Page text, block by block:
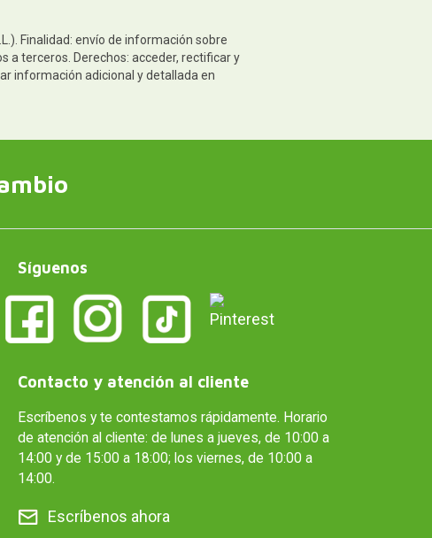
Finalidad: envío de información sobre
a terceros. Derechos: acceder, rectificar y
información adicional y detallada en
Síguenos
Contacto y atención al cliente
Escríbenos y te contestamos rápidamente. Horario
de atención al cliente: de lunes a jueves, de 10:00 a
14:00 y de 15:00 a 18:00; los viernes, de 10:00 a
14:00.
Escríbenos ahora